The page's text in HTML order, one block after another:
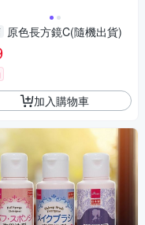
原色長方鏡C(隨機出貨)
加入購物車